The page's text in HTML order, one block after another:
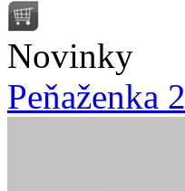
Novinky
Peňaženka 2